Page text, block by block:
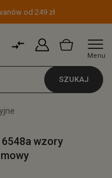
od 249 zł
Menu
SZUKAJ
wzory